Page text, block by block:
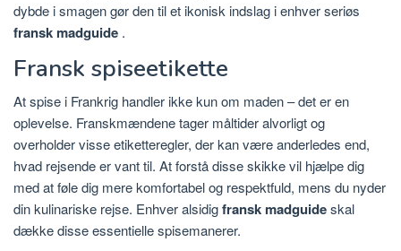
dybde i smagen gør den til et ikonisk indslag i enhver seriøs
fransk madguide .
Fransk spiseetikette
At spise i Frankrig handler ikke kun om maden – det er en
oplevelse. Franskmændene tager måltider alvorligt og
overholder visse etiketteregler, der kan være anderledes end,
hvad rejsende er vant til. At forstå disse skikke vil hjælpe dig
med at føle dig mere komfortabel og respektfuld, mens du nyder
din kulinariske rejse. Enhver alsidigfransk madguideskal
dække disse essentielle spisemanerer.